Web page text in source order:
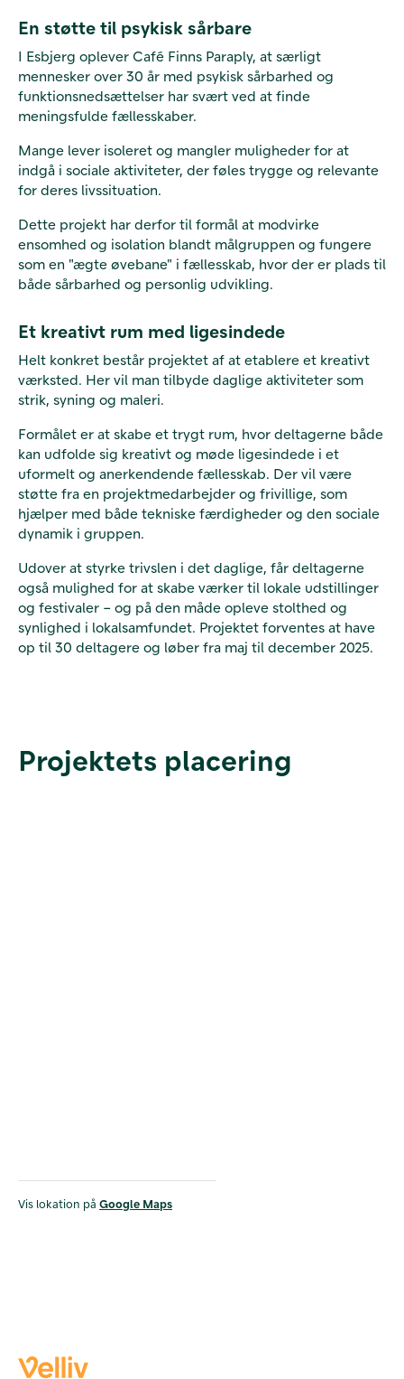
En støtte til psykisk sårbare
I Esbjerg oplever Café Finns Paraply, at særligt
mennesker over 30 år med psykisk sårbarhed og
funktionsnedsættelser har svært ved at finde
meningsfulde fællesskaber.
Mange lever isoleret og mangler muligheder for at
indgå i sociale aktiviteter, der føles trygge og relevante
for deres livssituation.
Dette projekt har derfor til formål at modvirke
ensomhed og isolation blandt målgruppen og fungere
som en "ægte øvebane" i fællesskab, hvor der er plads til
både sårbarhed og personlig udvikling.
Et kreativt rum med ligesindede
Helt konkret består projektet af at etablere et kreativt
værksted. Her vil man tilbyde daglige aktiviteter som
strik, syning og maleri.
Formålet er at skabe et trygt rum, hvor deltagerne både
kan udfolde sig kreativt og møde ligesindede i et
uformelt og anerkendende fællesskab. Der vil være
støtte fra en projektmedarbejder og frivillige, som
hjælper med både tekniske færdigheder og den sociale
dynamik i gruppen.
Udover at styrke trivslen i det daglige, får deltagerne
også mulighed for at skabe værker til lokale udstillinger
og festivaler – og på den måde opleve stolthed og
synlighed i lokalsamfundet. Projektet forventes at have
op til 30 deltagere og løber fra maj til december 2025.
Projektets placering
Vis lokation på Google Maps